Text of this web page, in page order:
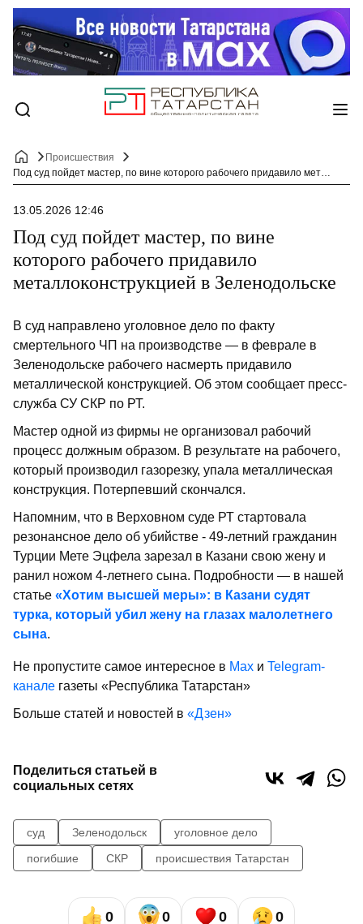
Происшествия
Под суд пойдет мастер, по вине которого рабочего придавило металлоконструкцией в Зеленодольске
13.05.2026 12:46
Под суд пойдет мастер, по вине
которого рабочего придавило
металлоконструкцией в Зеленодольске
В суд направлено уголовное дело по факту
смертельного ЧП на производстве — в феврале в
Зеленодольске рабочего насмерть придавило
металлической конструкцией. Об этом сообщает пресс-
служба СУ СКР по РТ.
Мастер одной из фирмы не организовал рабочий
процесс должным образом. В результате на рабочего,
который производил газорезку, упала металлическая
конструкция. Потерпевший скончался.
Напомним, что в Верховном суде РТ стартовала
резонансное дело об убийстве - 49-летний гражданин
Турции Мете Эцфела зарезал в Казани свою жену и
ранил ножом 4-летнего сына. Подробности — в нашей
статье «Хотим высшей меры»: в Казани судят
турка, который убил жену на глазах малолетнего
сына.
Не пропустите самое интересное в Max и Telegram-
канале газеты «Республика Татарстан»
Больше статей и новостей в «Дзен»
Поделиться статьей в
социальных сетях
суд Зеленодольск
уголовное дело
погибшие
СКР происшествия Татарстан
0 0 0 0